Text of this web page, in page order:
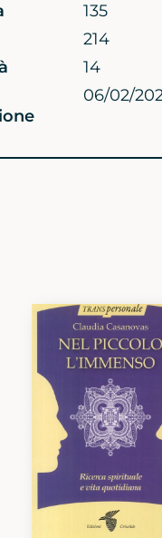
135
214
14
06/02/